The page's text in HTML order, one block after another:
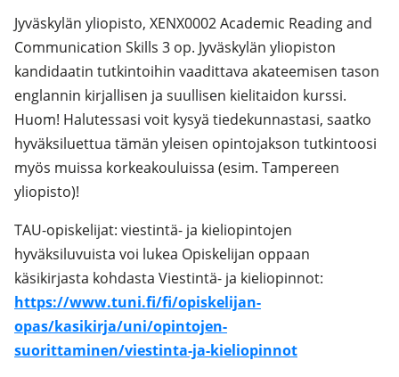
Jyväskylän yliopisto, XENX0002 Academic Reading and
Communication Skills 3 op. Jyväskylän yliopiston
kandidaatin tutkintoihin vaadittava akateemisen tason
englannin kirjallisen ja suullisen kielitaidon kurssi.
Huom! Halutessasi voit kysyä tiedekunnastasi, saatko
hyväksiluettua tämän yleisen opintojakson tutkintoosi
myös muissa korkeakouluissa (esim. Tampereen
yliopisto)!
TAU-opiskelijat: viestintä- ja kieliopintojen
hyväksiluvuista voi lukea Opiskelijan oppaan
käsikirjasta kohdasta Viestintä- ja kieliopinnot:
https://www.tuni.fi/fi/opiskelijan-
opas/kasikirja/uni/opintojen-
suorittaminen/viestinta-ja-kieliopinnot